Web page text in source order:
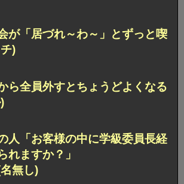
が「居づれ～わ～」とずっと喫
)
ら全員外すとちょうどよくなる
人 「お客様の中に学級委員長経
れますか？」
無し)